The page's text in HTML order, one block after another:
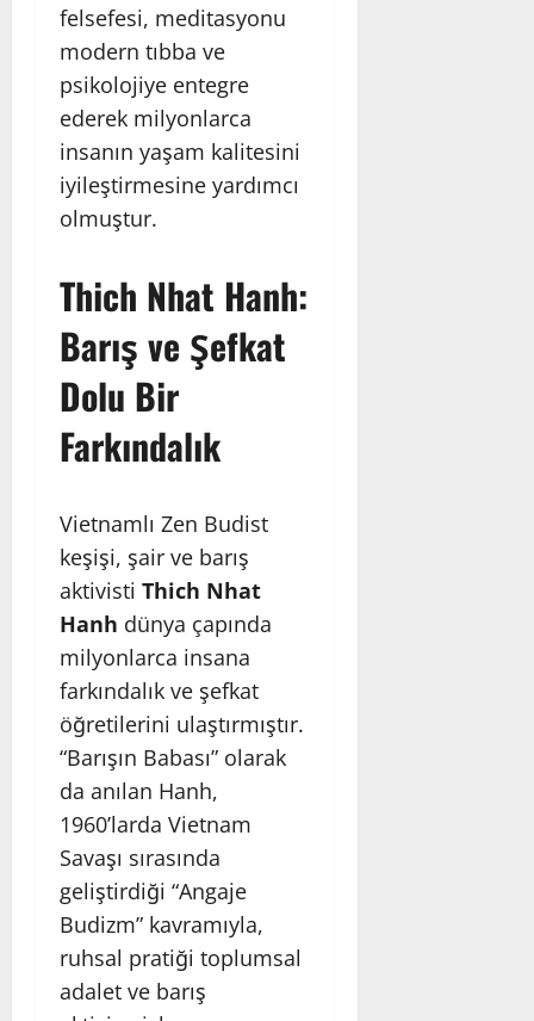
felsefesi, meditasyonu
modern tıbba ve
psikolojiye entegre
ederek milyonlarca
insanın yaşam kalitesini
iyileştirmesine yardımcı
olmuştur.
Thich Nhat Hanh:
Barış ve Şefkat
Dolu Bir
Farkındalık
Vietnamlı Zen Budist
keşişi, şair ve barış
aktivisti Thich Nhat
Hanh dünya çapında
milyonlarca insana
farkındalık ve şefkat
öğretilerini ulaştırmıştır.
“Barışın Babası” olarak
da anılan Hanh,
1960’larda Vietnam
Savaşı sırasında
geliştirdiği “Angaje
Budizm” kavramıyla,
ruhsal pratiği toplumsal
adalet ve barış